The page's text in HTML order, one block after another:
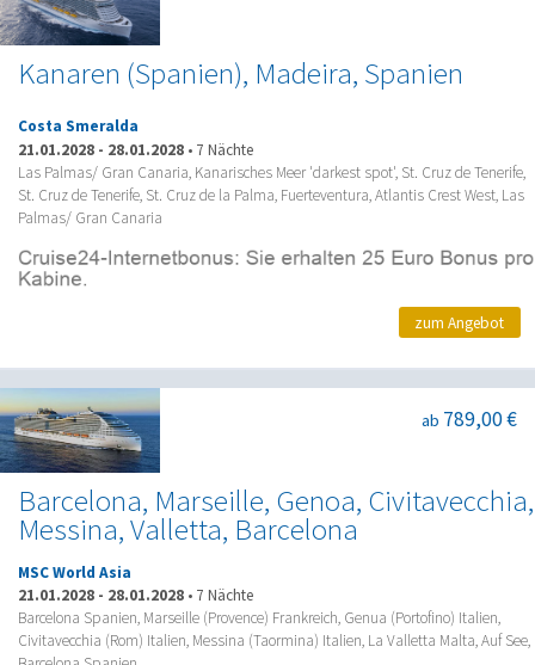
Kanaren (Spanien), Madeira, Spanien
Costa Smeralda
21.01.2028 - 28.01.2028 • 7 Nächte
Las Palmas/ Gran Canaria, Kanarisches Meer 'darkest spot', St. Cruz de Tenerife,
St. Cruz de Tenerife, St. Cruz de la Palma, Fuerteventura, Atlantis Crest West, Las
Palmas/ Gran Canaria
zum Angebot
Barcelona, Marseille, Genoa, Civitavecchia,
Messina, Valletta, Barcelona
ab 789,00 €
MSC World Asia
21.01.2028 - 28.01.2028 • 7 Nächte
Barcelona Spanien, Marseille (Provence) Frankreich, Genua (Portofino) Italien,
Civitavecchia (Rom) Italien, Messina (Taormina) Italien, La Valletta Malta, Auf See,